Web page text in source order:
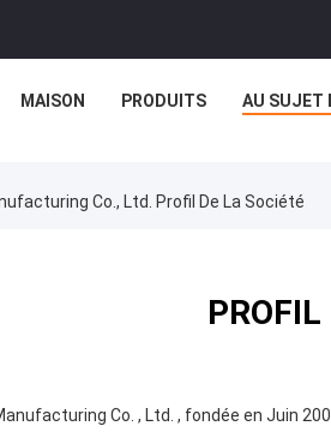
MAISON PRODUITS AU SUJET
Co., Ltd. Profil De La Société
PROFIL
Co. , Ltd. , fondée en Juin